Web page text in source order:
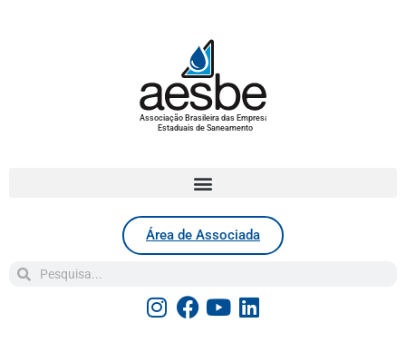
Associação Brasileira das Empresas
Estaduais de Saneamento
Área de Associada